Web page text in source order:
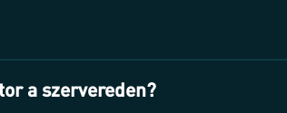
feladatokat, hogy a legjobb
a szervereden?